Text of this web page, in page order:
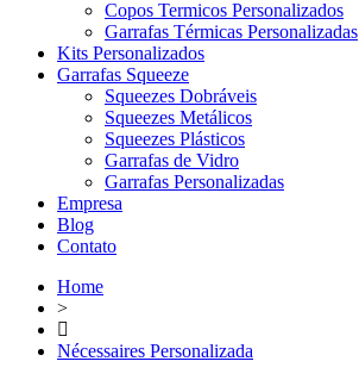
Copos Termicos Personalizados
Garrafas Térmicas Personalizadas
Kits Personalizados
Garrafas Squeeze
Squeezes Dobráveis
Squeezes Metálicos
Squeezes Plásticos
Garrafas de Vidro
Garrafas Personalizadas
Empresa
Blog
Contato
Home
>
Nécessaires Personalizada